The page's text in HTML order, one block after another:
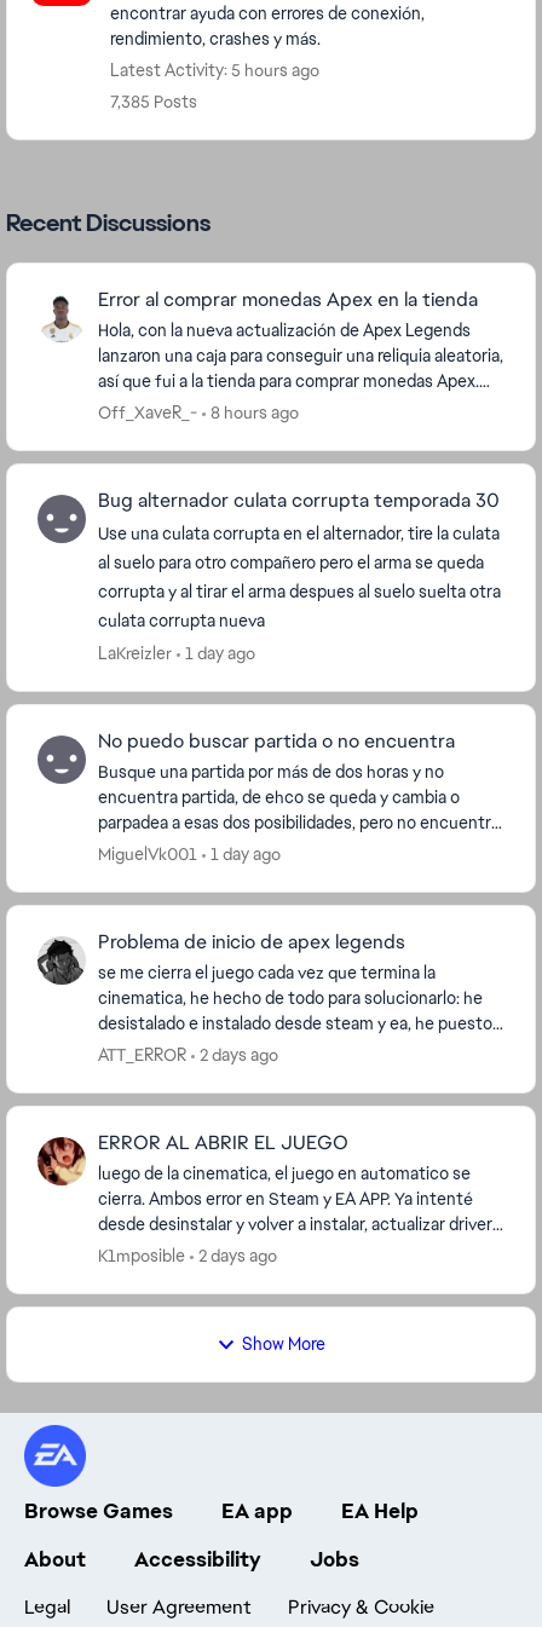
encontrar ayuda con errores de conexión,
rendimiento, crashes y más.
Latest Activity: 5 hours ago
7,385 Posts
Recent Discussions
Error al comprar monedas Apex en la tienda
Hola, con la nueva actualización de Apex Legends
lanzaron una caja para conseguir una reliquia aleatoria,
así que fui a la tienda para comprar monedas Apex.
Sin embargo, no me permite adquirir dos ve...
Off_XaveR_- 8 hours ago
Bug alternador culata corrupta temporada 30
Use una culata corrupta en el alternador, tire la culata
al suelo para otro compañero pero el arma se queda
corrupta y al tirar el arma despues al suelo suelta otra
culata corrupta nueva
LaKreizler
1 day ago
No puedo buscar partida o no encuentra
Busque una partida por más de dos horas y no
encuentra partida, de ehco se queda y cambia o
parpadea a esas dos posibilidades, pero no encuentra
nada, ya desistale, ya instale no se que ...
MiguelVk001 1 day ago
Problema de inicio de apex legends
se me cierra el juego cada vez que termina la
cinematica, he hecho de todo para solucionarlo: he
desistalado e instalado desde steam y ea, he puesto
de administrador el directx y easyanticheat y sigu...
ATT_ERROR 2 days ago
ERROR AL ABRIR EL JUEGO
luego de la cinematica, el juego en automatico se
cierra. Ambos error en Steam y EA APP. Ya intenté
desde desinstalar y volver a instalar, actualizar drivers,
NVIDIA, archivos, etc. Y NADA ESTA FUNCI...
K1mposible 2 days ago
Show More
Browse Games EA app
EA Help
About
Accessibility Jobs
Legal User Agreement Privacy & Cookie